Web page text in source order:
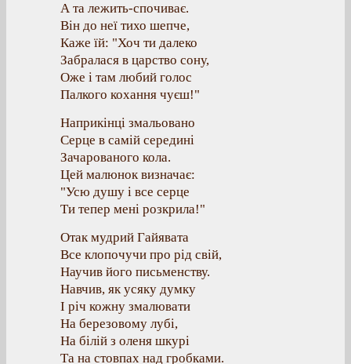
А та лежить-спочиває.
Він до неї тихо шепче,
Каже їй: "Хоч ти далеко
Забралася в царство сону,
Оже і там любий голос
Палкого кохання чуєш!"
Наприкінці змальовано
Серце в самій середині
Зачарованого кола.
Цей малюнок визначає:
"Усю душу і все серце
Ти тепер мені розкрила!"
Отак мудрий Гайявата
Все клопочучи про рід свій,
Научив його письменству.
Навчив, як усяку думку
І річ кожну змалювати
На березовому лубі,
На білій з оленя шкурі
Та на стовпах над гробками.